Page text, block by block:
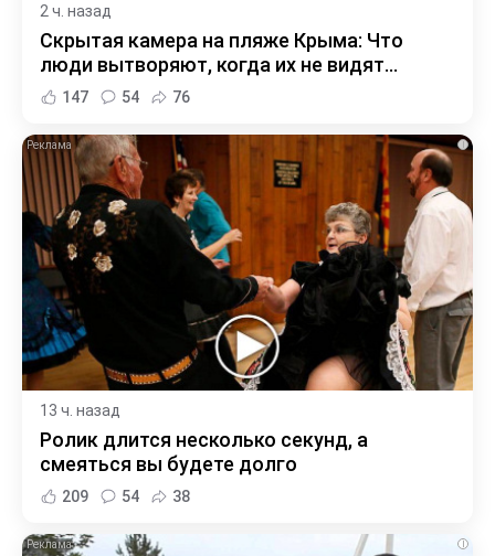
2 ч. назад
Скрытая камера на пляже Крыма: Что
люди вытворяют, когда их не видят...
147 54 76
i
13 ч. назад
Ролик длится несколько секунд, а
смеяться вы будете долго
209 54 38
i